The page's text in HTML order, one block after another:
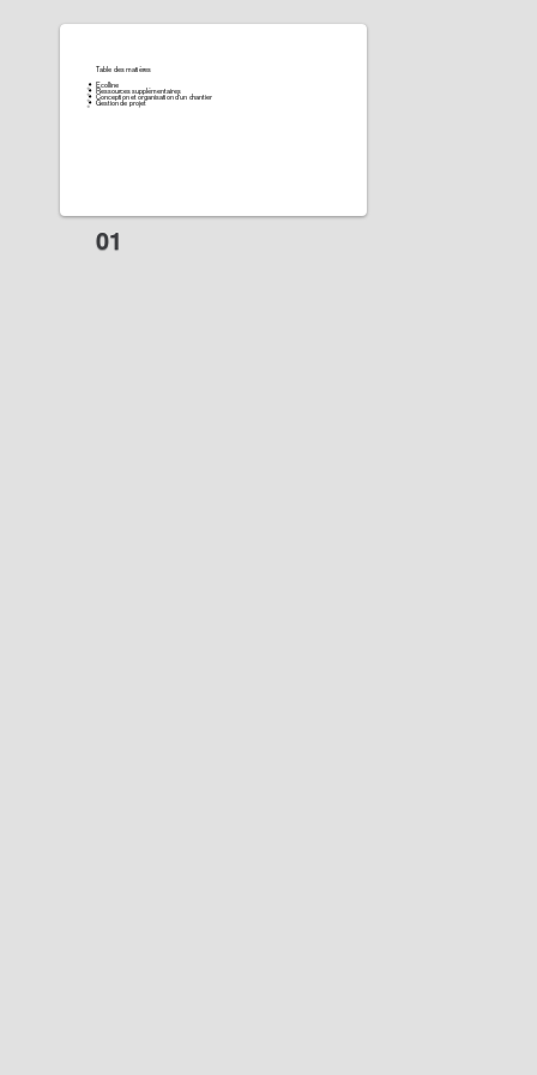
Table des matières
Ecolline
Ressources supplémentaires
Conception et organisation d'un chantier
Gestion de projet